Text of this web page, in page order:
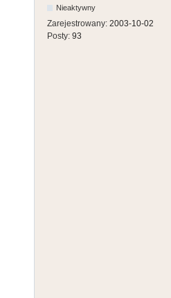
Nieaktywny
Zarejestrowany: 2003-10-02
Posty: 93